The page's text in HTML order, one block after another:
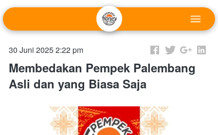
30 Juni 2025 2:22 pm
Membedakan Pempek Palembang
Asli dan yang Biasa Saja